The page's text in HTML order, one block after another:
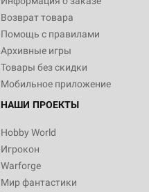
Возврат товара
Помощь с правилами
Архивные игры
Товары без скидки
Мобильное приложение
НАШИ ПРОЕКТЫ
Hobby World
Игрокон
Warforge
Мир фантастики